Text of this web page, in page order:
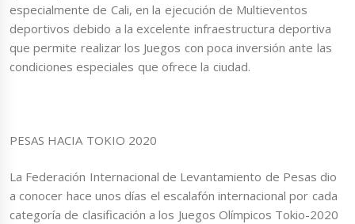
especialmente de Cali, en la ejecución de Multieventos
deportivos debido a la excelente infraestructura deportiva
que permite realizar los Juegos con poca inversión ante las
condiciones especiales que ofrece la ciudad.
PESAS HACIA TOKIO 2020
La Federación Internacional de Levantamiento de Pesas dio
a conocer hace unos días el escalafón internacional por cada
categoría de clasificación a los Juegos Olímpicos Tokio-2020